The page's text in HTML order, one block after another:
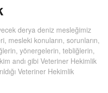
derya deniz mesleğimiz
mesleki konuların, sorunların,
yönergelerin, tebliğlerin,
andı gibi Veteriner Hekimlik
Veteriner Hekimlik